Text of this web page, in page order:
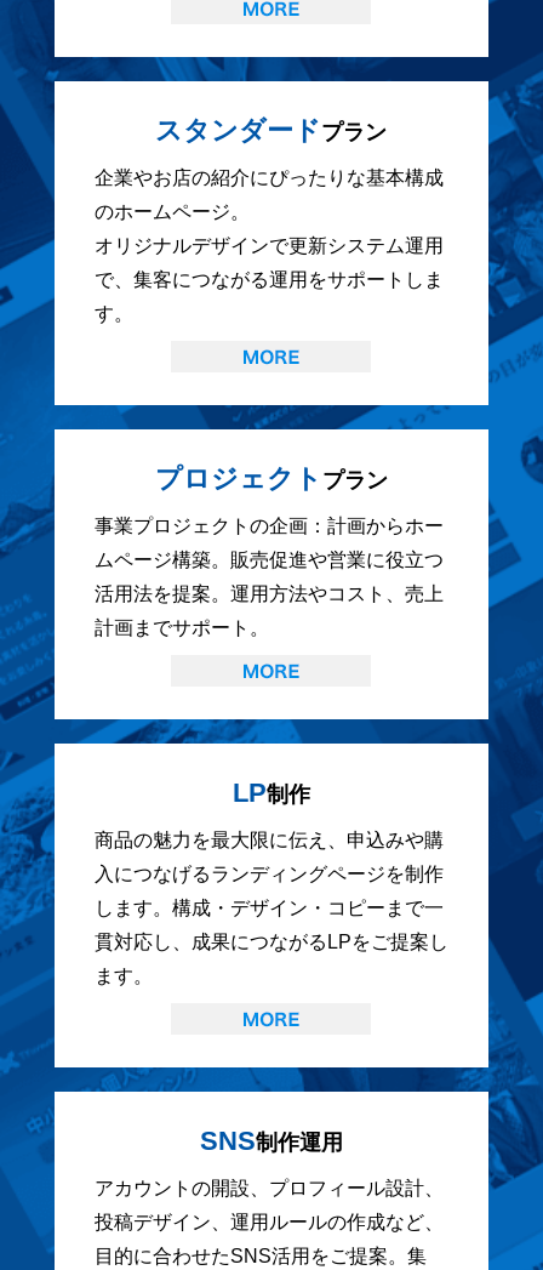
スタンダードプラン
企業やお店の紹介にぴったりな基本構成
のホームページ。
オリジナルデザインで更新システム運用
で、集客につながる運用をサポートしま
す。
プロジェクト プラン
事業プロジェクトの企画：計画からホー
ムページ構築。販売促進や営業に役立つ
活用法を提案。運用方法やコスト、売上
計画までサポート。
LP制作
商品の魅力を最大限に伝え、申込みや購
入につなげるランディングページを制作
します。構成・デザイン・コピーまで一
貫対応し、成果につながるLPをご提案し
ます。
SNS制作運用
アカウントの開設、プロフィール設計、
投稿デザイン、運用ルールの作成など、
目的に合わせたSNS活用をご提案。集